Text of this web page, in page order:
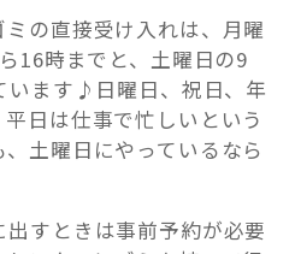
の直接受け入れは、月曜
16時までと、土曜日の9
います♪日曜日、祝日、年
日は仕事で忙しいという
土曜日にやっているなら
すときは事前予約が必要